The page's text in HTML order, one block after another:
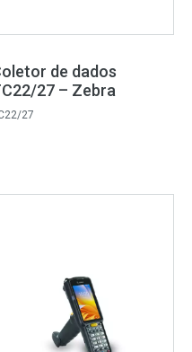
de dados
27 – Zebra
27